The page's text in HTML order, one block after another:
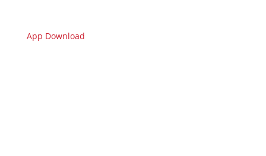
App Download